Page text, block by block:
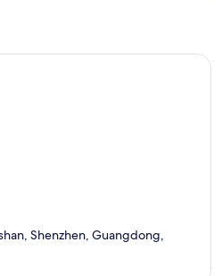
Shenzhen, Guangdong,